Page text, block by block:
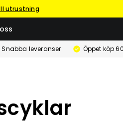
utrustning
Snabba leveranser Öppet köp